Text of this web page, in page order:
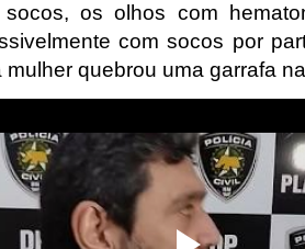
os olhos com
com socos por
mulher quebrou uma garrafa